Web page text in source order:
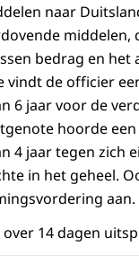
naar
middelen,
bedrag en het
vindt de officier
6 jaar voor de
hoorde een
4 jaar tegen zich
in het geheel.
aan.
14 dagen